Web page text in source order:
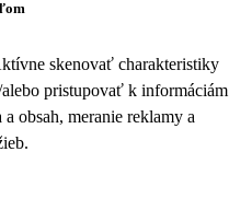
skenovať charakteristiky
pristupovať k informáciám
obsah, meranie reklamy a